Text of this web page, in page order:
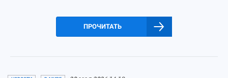
ПРОЧИТАТЬ